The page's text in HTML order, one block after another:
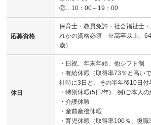
②…10：00～19：00
応募資格
保育士・教員免許・社会福祉士
れかの資格必須 ※高卒以上、64
歳）
休日
・日祝、年末年始、他シフト制
・有給休暇（取得率73％と高い
社時に3日と、その半年後10日付
・特別休暇(5日/年) 例)ご本人の
・介護休暇
・産前産後休暇
・育児休暇（取得率100％、復職